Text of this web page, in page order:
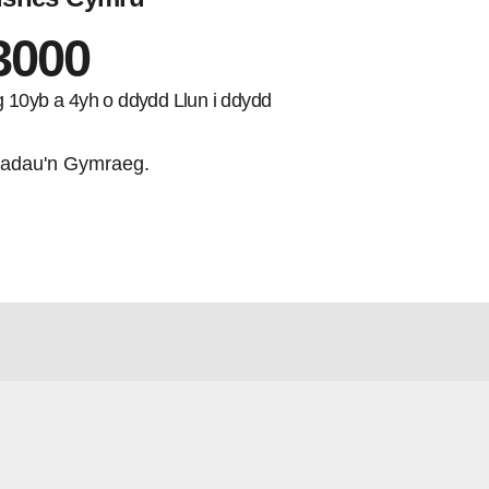
10yb a 4yh o ddydd Llun i ddydd
Gymraeg.